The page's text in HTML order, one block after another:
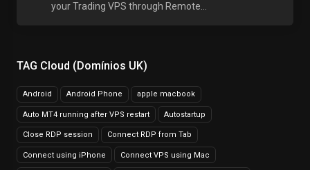
TAG Cloud (Domínios UK)
Android Android Phone apple macbook
Auto MT4 running after VPS restart Autostartup
Close RDP session Connect RDP from Tab
Connect using iPhone Connect VPS using Mac
your Trading VPS through Remote...